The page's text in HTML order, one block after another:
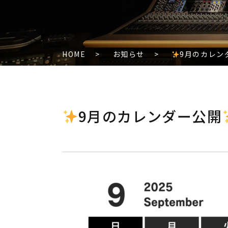
HOME > お知らせ > 9月のカレン
9月のカレンダー公開